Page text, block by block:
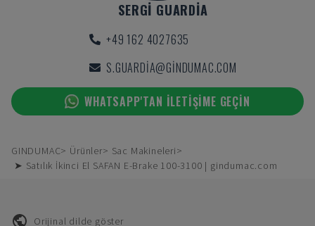
SERGI GUARDIA
+49 162 4027635
S.GUARDIA@GINDUMAC.COM
WHATSAPP'TAN ILETIŞIME GEÇIN
GINDUMAC Ürünler
Sac Makineleri
➤ Satılık İkinci El SAFAN E-Brake 100-3100 | gindumac.com
Orijinal dilde göster